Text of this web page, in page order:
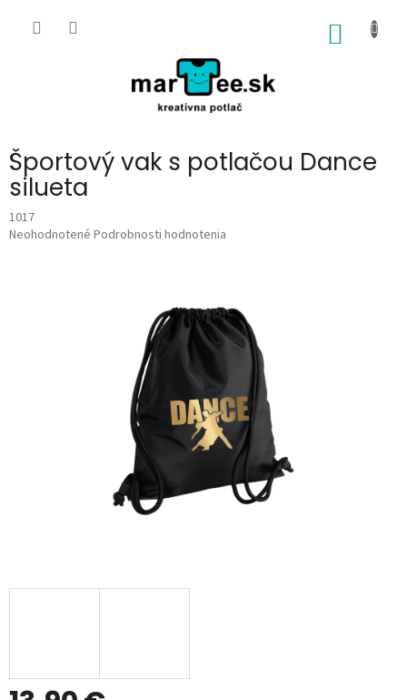
Športový vak s potlačou Dance
silueta
1017
Priemerné
Neohodnotené Podrobnosti hodnotenia